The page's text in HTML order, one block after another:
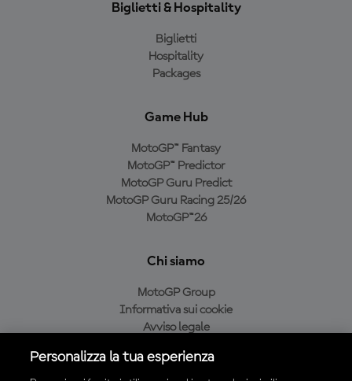
Biglietti & Hospitality
Biglietti
Hospitality
Packages
Game Hub
MotoGP™ Fantasy
MotoGP™ Predictor
MotoGP Guru Predict
MotoGP Guru Racing 25/26
MotoGP™26
Chi siamo
MotoGP Group
Informativa sui cookie
Avviso legale
Condizioni di acquisto
Personalizza la tua esperienza